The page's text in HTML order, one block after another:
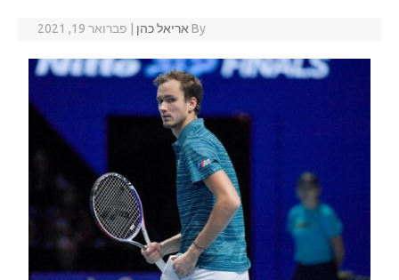
By אריאל כהן פברואר 19, 2021